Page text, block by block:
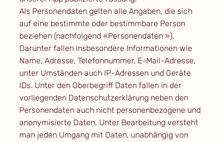
Als Personendaten gelten alle Angaben, die sich
auf eine bestimmte oder bestimmbare Person
beziehen (nachfolgend «Personendaten »).
Darunter fallen insbesondere Informationen wie
Name, Adresse, Telefonnummer, E-Mail-Adresse,
unter Umständen auch IP-Adressen und Geräte
IDs. Unter den Oberbegriff Daten fallen in der
vorliegenden Datenschutzerklärung neben den
Personendaten auch nicht personenbezogene und
anonymisierte Daten. Unter Bearbeitung versteht
man jeden Umgang mit Daten, unabhängig von